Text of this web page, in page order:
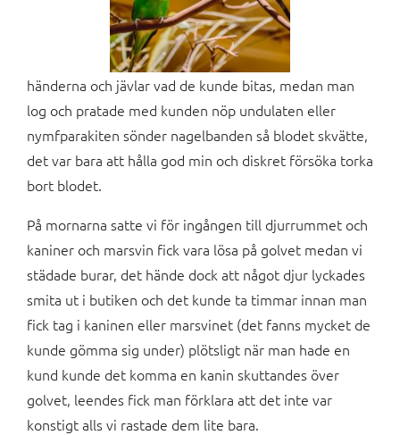
händerna och jävlar vad de kunde bitas, medan man
log och pratade med kunden nöp undulaten eller
nymfparakiten sönder nagelbanden så blodet skvätte,
det var bara att hålla god min och diskret försöka torka
bort blodet.
På mornarna satte vi för ingången till djurrummet och
kaniner och marsvin fick vara lösa på golvet medan vi
städade burar, det hände dock att något djur lyckades
smita ut i butiken och det kunde ta timmar innan man
fick tag i kaninen eller marsvinet (det fanns mycket de
kunde gömma sig under) plötsligt när man hade en
kund kunde det komma en kanin skuttandes över
golvet, leendes fick man förklara att det inte var
konstigt alls vi rastade dem lite bara.